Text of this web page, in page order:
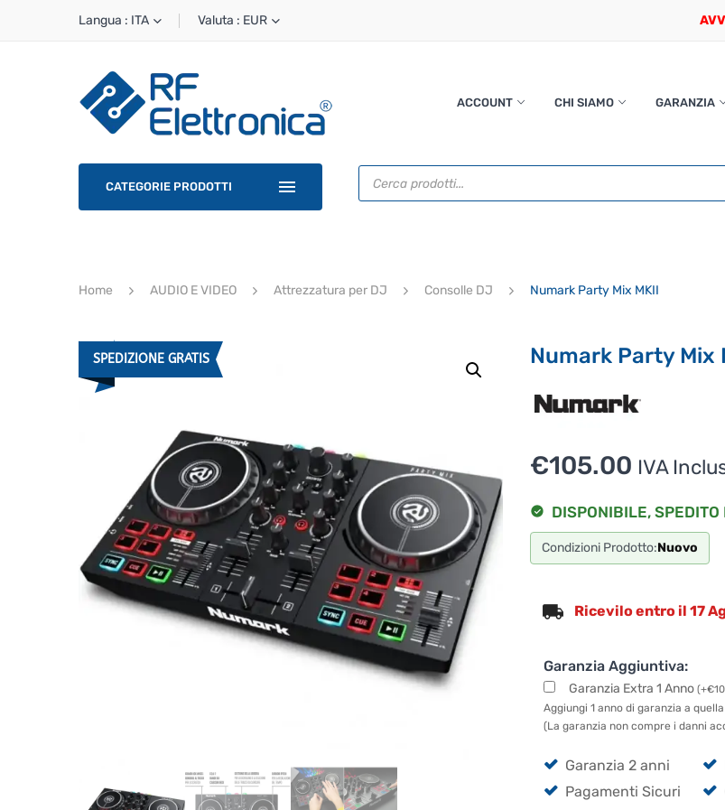
Langua : ITA Valuta : EUR
ACCOUNT CHI SIAMO GARANZIA
CATEGORIE PRODOTTI
Ricerca
prodotti
Home AUDIO E VIDEO Attrezzatura per DJ Consolle DJ Numark Party Mix MKII
SPEDIZIONE GRATIS Numark Party Mix
€105.00 IVA
DISPONIBILE,
Condizioni Prodotto:Nuovo
Ricevilo entro il 17
Garanzia Aggiuntiva:
Garanzia Extra 1 Anno (+€
Aggiungi 1 anno di garanzia a
(La garanzia non compre i danni
Garanzia 2 anni
Pagamenti Sicuri